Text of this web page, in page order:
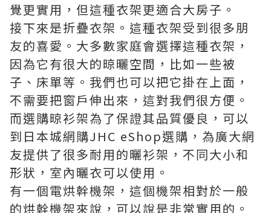
覺更實用，但這種衣架更適合大房子。
接下來是折疊衣架。這種衣架受到很多朋
友的喜愛。大多數家庭會選擇這種衣架，
因為它有很大的晾曬空間，比如一些被
子、床單等。我們也可以把它掛在上面，
不需要把窗戶伸出來，這對我們很方便。
而選購晾衫架為了保證其品質優良，可以
到日本城網購JHC eShop選購，為廣大網
友提供了很多耐用的曬衫架，不同大小和
形狀，室內曬衣可以使用。
有一個電烘幹機架，這個機架相對於一般
的烘幹機架來說，可以說是非常實用的。